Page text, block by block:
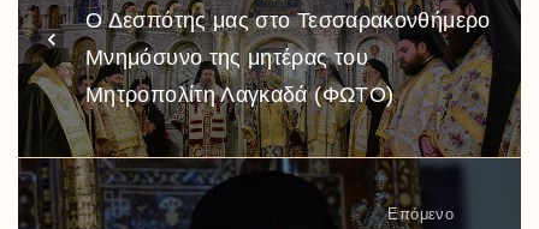
Ο Δεσπότης μας στο Τεσσαρακονθήμερο
Μνημόσυνο της μητέρας του
Μητροπολίτη Λαγκαδά (ΦΩΤΟ)
Επόμενο